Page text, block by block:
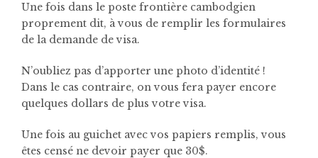
Une fois dans le poste frontière cambodgien
proprement dit, à vous de remplir les formulaires
de la demande de visa.
N’oubliez pas d’apporter une photo d’identité !
Dans le cas contraire, on vous fera payer encore
quelques dollars de plus votre visa.
Une fois au guichet avec vos papiers remplis, vous
êtes censé ne devoir payer que 30$.